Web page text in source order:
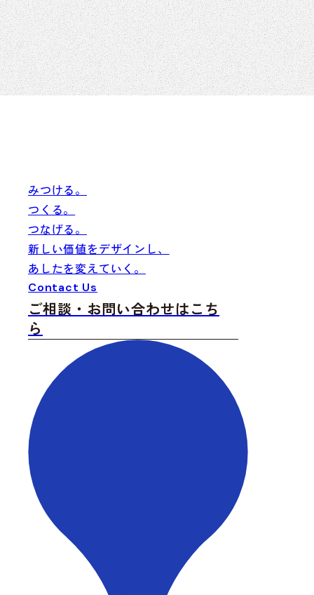
みつける。
つくる。
つなげる。
新しい価値をデザインし、
あしたを変えていく。
Contact Us
ご相談・お問い合わせはこち
ら